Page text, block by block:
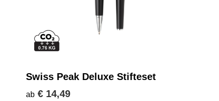
Swiss Peak Deluxe Stifteset
ab € 14,49